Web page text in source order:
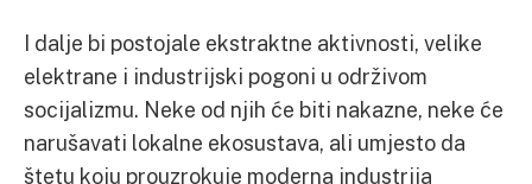
I dalje bi postojale ekstraktne aktivnosti, velike
elektrane i industrijski pogoni u održivom
socijalizmu. Neke od njih će biti nakazne, neke će
narušavati lokalne ekosustava, ali umjesto da
štetu koju prouzrokuje moderna industrija